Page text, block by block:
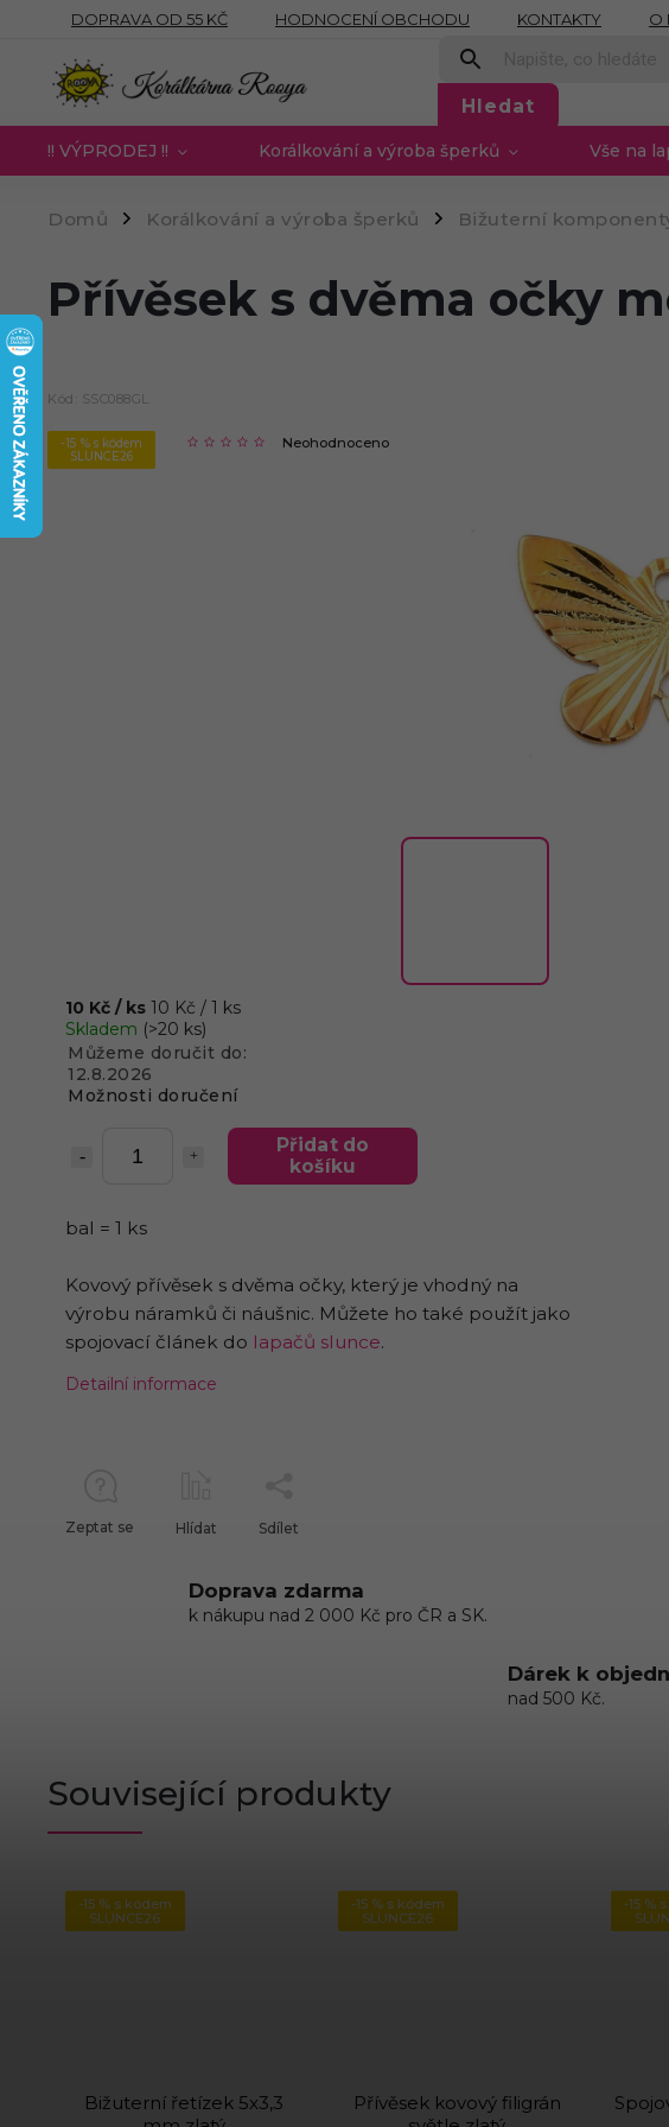
DOPRAVA OD 55 KČ HODNOCENÍ OBCHODU KONTAKTY O
PODMÍNKY OCHRANY OSOBNÍCH ÚDAJŮ
Hledat
!! VÝPRODEJ !! Korálkování a výroba šperků Vše na
Domů / Korálkování a výroba šperků / Bižuterní
Přívěsek s dvěma očky
Kód: SSC088GL
-15 % s kódem
SLUNCE26
Neohodnoceno
10 Kč / ks 10 Kč / 1 ks
Skladem (>20 ks)
Můžeme doručit do:
12.8.2026
Možnosti doručení
Přidat do
košíku
bal = 1 ks
Kovový přívěsek s dvěma očky, který je vhodný na
výrobu náramků či náušnic. Můžete ho také použít jako
spojovací článek do lapačů slunce.
Detailní informace
Zeptat se Hlídat Sdílet
Doprava zdarma
k nákupu nad 2 000 Kč pro ČR a SK.
Dárek k
nad 500 Kč.
Související produkty
-15 % s kódem
SLUNCE26
Bižuterní řetízek 5x3,3
-15 % s kódem
SLUNCE26
Přívěsek kovový filigrán
-15 %